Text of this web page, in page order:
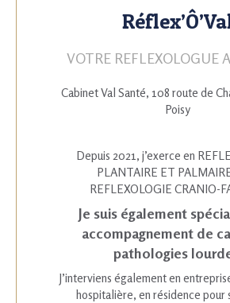
VOTRE REFLEXOLOGUE
Cabinet Val Santé, 108 route de
Poisy
Depuis 2021, j’exerce en
PLANTAIRE ET
REFLEXOLOGIE CRANIO-
Je suis également
accompagnement de
pathologies
J’interviens également en
hospitalière, en résidence pour